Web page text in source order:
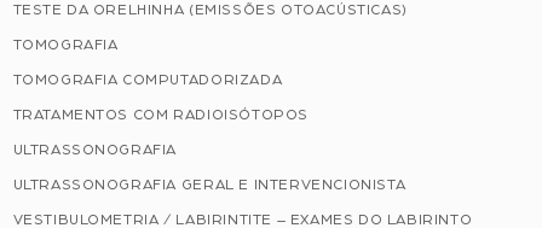
TESTE DA ORELHINHA (EMISSÕES OTOACÚSTICAS)
TOMOGRAFIA
TOMOGRAFIA COMPUTADORIZADA
TRATAMENTOS COM RADIOISÓTOPOS
ULTRASSONOGRAFIA
ULTRASSONOGRAFIA GERAL E INTERVENCIONISTA
VESTIBULOMETRIA / LABIRINTITE – EXAMES DO LABIRINTO